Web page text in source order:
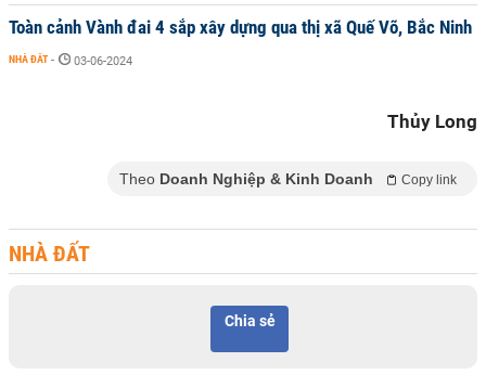
Toàn cảnh Vành đai 4 sắp xây dựng qua thị xã Quế Võ, Bắc Ninh
NHÀ ĐẤT - 03-06-2024
Thủy Long
Theo Doanh Nghiệp & Kinh Doanh Copy link
NHÀ ĐẤT
Chia sẻ